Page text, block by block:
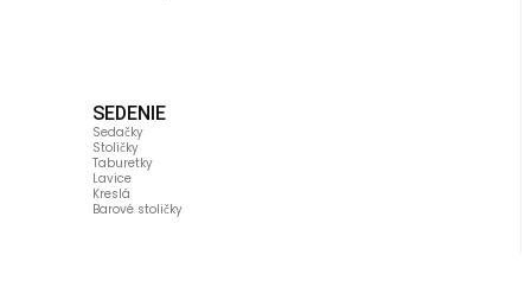
SEDENIE
Sedačky
Stoličky
Taburetky
Lavice
Kreslá
Barové stoličky